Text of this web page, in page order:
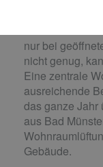
nur bei
nicht genug,
Eine zentrale
ausreichende
das ganze Jahr
aus Bad
Gebäude.